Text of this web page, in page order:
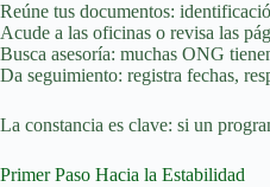
Reúne tus documentos:
Acude a las oficinas o revisa las
Busca asesoría: muchas ONG
Da seguimiento: registra fechas,
La constancia es clave: si un
Primer Paso Hacia la Estabilidad